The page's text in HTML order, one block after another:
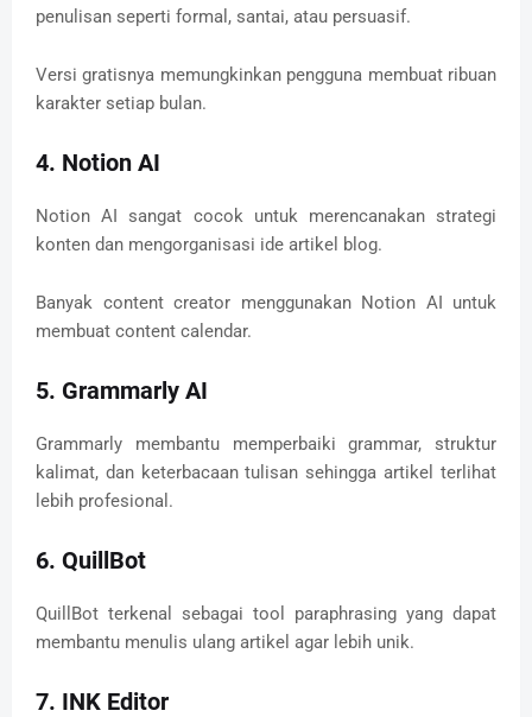
penulisan seperti formal, santai, atau persuasif.
Versi gratisnya memungkinkan pengguna membuat ribuan
karakter setiap bulan.
4. Notion AI
Notion AI sangat cocok untuk merencanakan strategi
konten dan mengorganisasi ide artikel blog.
Banyak content creator menggunakan Notion AI untuk
membuat content calendar.
5. Grammarly AI
Grammarly membantu memperbaiki grammar, struktur
kalimat, dan keterbacaan tulisan sehingga artikel terlihat
lebih profesional.
6. QuillBot
QuillBot terkenal sebagai tool paraphrasing yang dapat
membantu menulis ulang artikel agar lebih unik.
7. INK Editor